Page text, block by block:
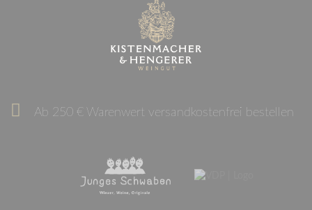
Ab 250 € Warenwert versandkostenfrei bestellen